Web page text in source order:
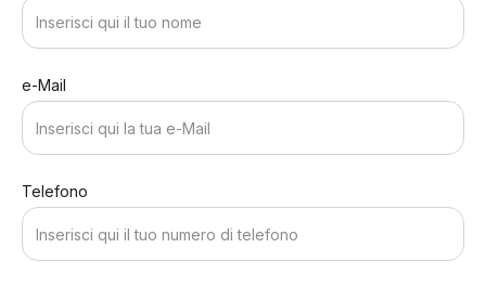
e-Mail
Telefono